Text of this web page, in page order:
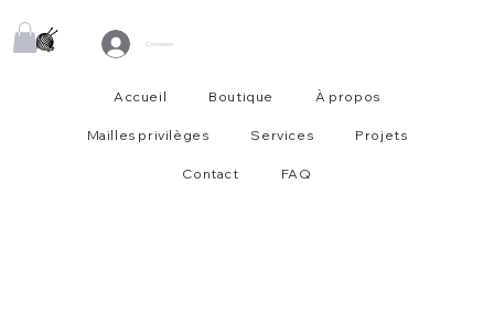
Accueil Boutique À propos
Mailles privilèges Services Projets
Contact FAQ
Connexion